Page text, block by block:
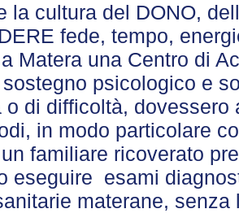
la cultura del DONO,
fede, tempo,
Matera una Centro di
psicologico e
o di difficoltà,
in modo particolare
familiare ricoverato
eseguire esami
materane,